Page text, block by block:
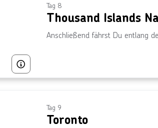
Bild von © pabradyphoto über Getty Images
Tag 8
Thousand Islands
Anschließend fährst Du entlang
Tag 9
Toronto